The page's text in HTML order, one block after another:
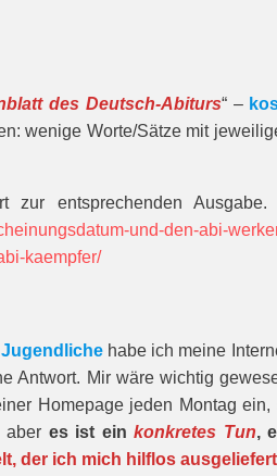
des Deutsch-Abiturs“ –
wenige Worte/Sätze mit
zur entspre­chenden Ausgabe.
und-den-abi-
kaempfer/
habe ich meine
Antwort. Mir wäre wichtig
Homepage jeden Montag
aber es ist einkonkretes Tun,
der ich mich hilflos